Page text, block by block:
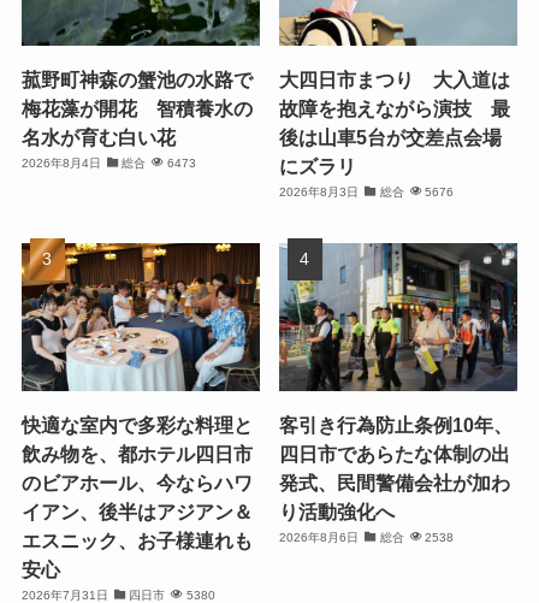
菰野町神森の蟹池の水路で
梅花藻が開花 智積養水の
名水が育む白い花
2026年8月4日 総合 6473
大四日市まつり 大入道は
故障を抱えながら演技 最
後は山車5台が交差点会場
にズラリ
2026年8月3日 総合 5676
快適な室内で多彩な料理と
飲み物を、都ホテル四日市
のビアホール、今ならハワ
イアン、後半はアジアン＆
エスニック、お子様連れも
安心
2026年7月31日 四日市 5380
客引き行為防止条例10年、
四日市であらたな体制の出
発式、民間警備会社が加わ
り活動強化へ
2026年8月6日 総合 2538